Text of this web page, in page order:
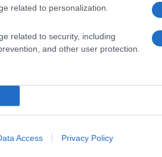
related to personalization.
related to security, including
and other user protection.
Access Privacy Policy
sovraštva, nasilja ali nestrpnosti.